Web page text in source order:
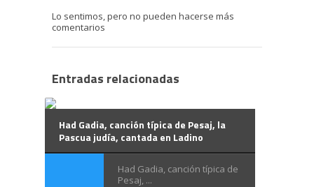
Lo sentimos, pero no pueden hacerse más
comentarios
Entradas relacionadas
Had Gadia, canción típica de Pesaj, la
Pascua judía, cantada en Ladino
Had Gadia, canción típica de
Pesaj, ...